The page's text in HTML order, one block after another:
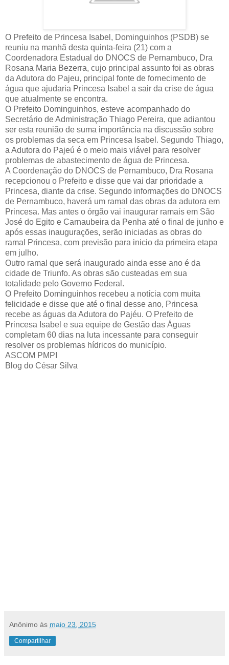
O Prefeito de Princesa Isabel, Dominguinhos (PSDB) se
reuniu na manhã desta quinta-feira (21) com a
Coordenadora Estadual do DNOCS de Pernambuco, Dra
Rosana Maria Bezerra, cujo principal assunto foi as obras
da Adutora do Pajeu, principal fonte de fornecimento de
água que ajudaria Princesa Isabel a sair da crise de água
que atualmente se encontra.
O Prefeito Dominguinhos, esteve acompanhado do
Secretário de Administração Thiago Pereira, que adiantou
ser esta reunião de suma importância na discussão sobre
os problemas da seca em Princesa Isabel. Segundo Thiago,
a Adutora do Pajeú é o meio mais viável para resolver
problemas de abastecimento de água de Princesa.
A Coordenação do DNOCS de Pernambuco, Dra Rosana
recepcionou o Prefeito e disse que vai dar prioridade a
Princesa, diante da crise. Segundo informações do DNOCS
de Pernambuco, haverá um ramal das obras da adutora em
Princesa. Mas antes o órgão vai inaugurar ramais em São
José do Egito e Carnaubeira da Penha até o final de junho e
após essas inaugurações, serão iniciadas as obras do
ramal Princesa, com previsão para inicio da primeira etapa
em julho.
Outro ramal que será inaugurado ainda esse ano é da
cidade de Triunfo. As obras são custeadas em sua
totalidade pelo Governo Federal.
O Prefeito Dominguinhos recebeu a notícia com muita
felicidade e disse que até o final desse ano, Princesa
recebe as águas da Adutora do Pajéu. O Prefeito de
Princesa Isabel e sua equipe de Gestão das Águas
completam 60 dias na luta incessante para conseguir
resolver os problemas hídricos do município.
ASCOM PMPI
Blog do César Silva
Anônimo às maio 23, 2015
Compartilhar